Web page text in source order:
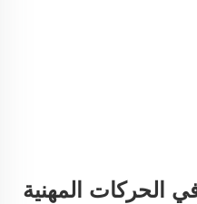
في الحركات المهنية